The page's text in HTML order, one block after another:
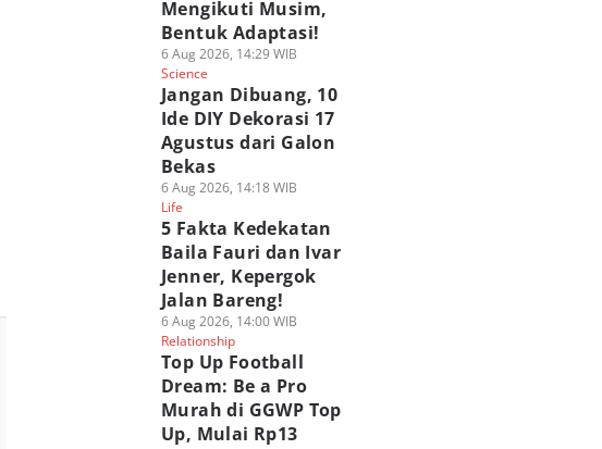
Mengikuti Musim,
Bentuk Adaptasi!
6 Aug 2026, 14:29 WIB
Science
Jangan Dibuang, 10
Ide DIY Dekorasi 17
Agustus dari Galon
Bekas
6 Aug 2026, 14:18 WIB
Life
5 Fakta Kedekatan
Baila Fauri dan Ivar
Jenner, Kepergok
Jalan Bareng!
6 Aug 2026, 14:00 WIB
Relationship
Top Up Football
Dream: Be a Pro
Murah di GGWP Top
Up, Mulai Rp13